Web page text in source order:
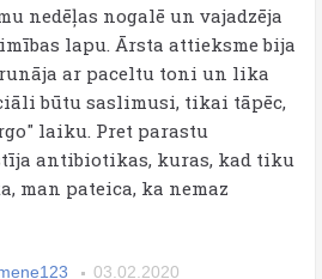
nedēļas nogalē un vajadzēja
lapu. Ārsta attieksme bija
ar paceltu toni un lika
būtu saslimusi, tikai tāpēc,
laiku. Pret parastu
antibiotikas, kuras, kad tiku
man pateica, ka nemaz
03.02.2020